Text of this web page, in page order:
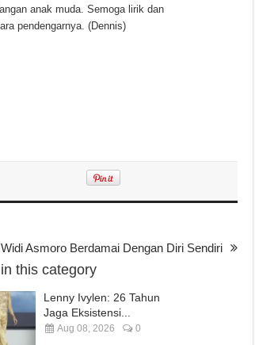
anak muda. Semoga lirik dan
pendengarnya. (Dennis)
Widi Asmoro Berdamai Dengan Diri Sendiri
this category
Lenny Ivylen: 26 Tahun
Jaga Eksistensi...
Aug 08, 2026 0